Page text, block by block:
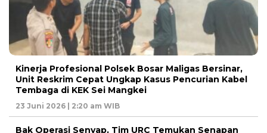
Kinerja Profesional Polsek Bosar Maligas Bersinar,
Unit Reskrim Cepat Ungkap Kasus Pencurian Kabel
Tembaga di KEK Sei Mangkei
23 Juni 2026 | 2:20 am WIB
Bak Operasi Senyap, Tim URC Temukan Senapan